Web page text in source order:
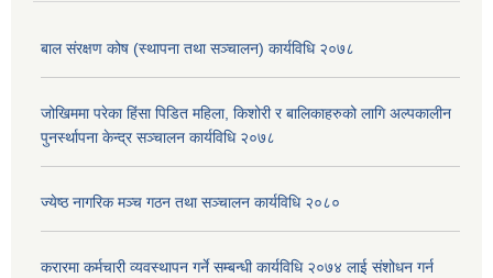
बाल संरक्षण कोष (स्थापना तथा सञ्चालन) कार्यविधि २०७८
जोखिममा परेका हिंसा पिडित महिला, किशोरी र बालिकाहरुको लागि अल्पकालीन
पुनर्स्थापना केन्द्र सञ्चालन कार्यविधि २०७८
ज्येष्ठ नागरिक मञ्च गठन तथा सञ्चालन कार्यविधि २०८०
करारमा कर्मचारी व्यवस्थापन गर्ने सम्बन्धी कार्यविधि २०७४ लाई संशोधन गर्न